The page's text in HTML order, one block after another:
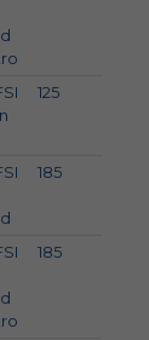
125
185
185